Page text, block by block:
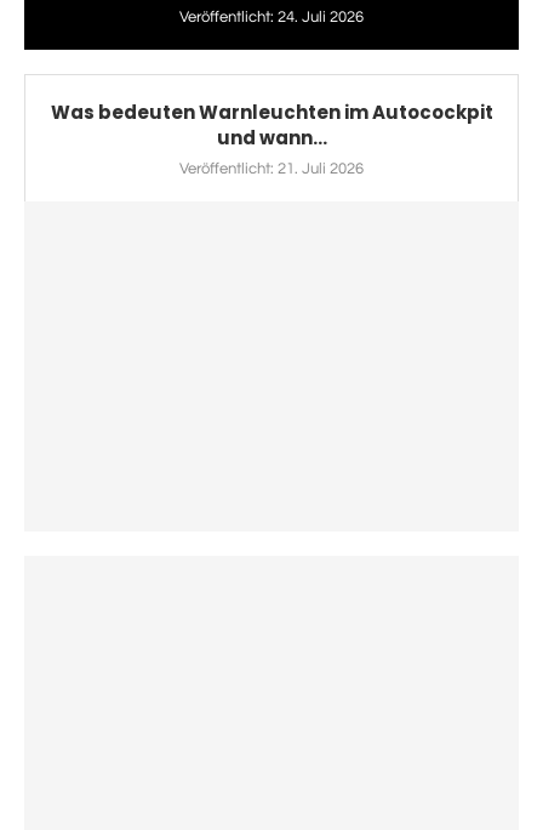
Veröffentlicht: 24. Juli 2026
Was bedeuten Warnleuchten im Autocockpit
und wann...
Veröffentlicht: 21. Juli 2026